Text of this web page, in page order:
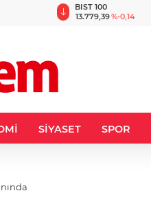
BIST 100
13.779,39%-0,14
SİYASET SPOR